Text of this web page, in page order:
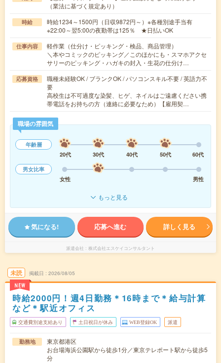
（業法に基づく規定あり）
時給
時給1234～1500円（日収9872円～）※各種別途手当有
※22:00～翌5:00の夜勤帯は125％ ★日払いOK
仕事内容
軽作業（仕分け・ピッキング・検品、商品管理）
＼本やコミックのピッキング／このほかにも・スマホアクセ
サリーのピッキング・ハガキの封入・生花の仕分け…
応募資格
職種未経験OK / ブランクOK / パソコンスキル不要 / 英語力不
要
高校生は不可過度な染髪、ヒゲ、ネイルはご遠慮ください携
帯電話をお持ちの方（連絡に必要なため）【雇用契…
職場の雰囲気
年齢層
20代
30代 40代 50代
60代
男女比率
女性
男性
もっと見る
気になる! 応募へ進む 詳しく見る
派遣会社 株式会社エスケイコンサルタント
未読
NEW
掲載日 2026/08/05
時給2000円！週4日勤務＊16時まで＊給与計算
など＊駅近オフィス
交通費別途支給あり 土日祝日が休み WEB登録OK 派遣
勤務地
東京都港区
お台場海浜公園駅から徒歩1分／東京テレポート駅から徒歩5
分